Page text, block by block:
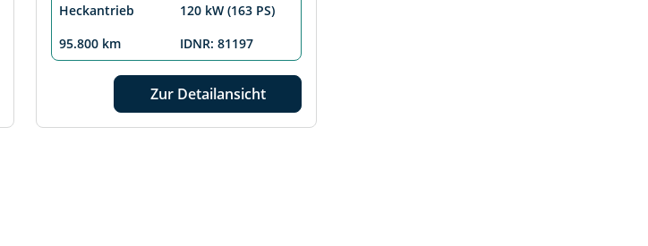
Heckantrieb
120 kW (163 PS)
95.800 km
IDNR: 81197
Zur Detailansicht